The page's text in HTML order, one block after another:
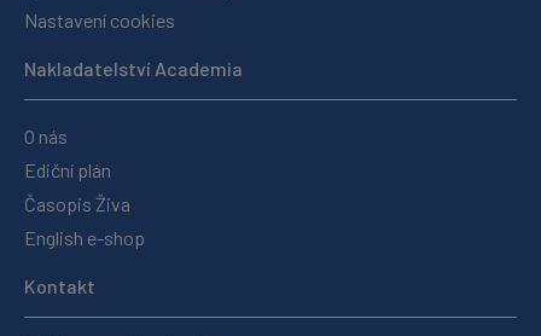
Nastavení cookies
Nakladatelství Academia
O nás
Ediční plán
Časopis Živa
English e-shop
Kontakt